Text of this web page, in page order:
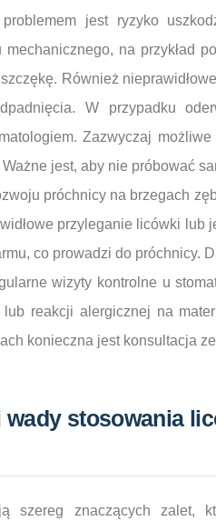
problemem jest ryzyko
na przykład
Również
W przypadku
Zazwyczaj
Ważne jest, aby nie próbować
próchnicy na brzegach
przyleganie licówki lub
co prowadzi do próchnicy.
wizyty kontrolne u
lub reakcji alergicznej na
konieczna jest konsultacja
stosowania
szereg znaczących zalet,